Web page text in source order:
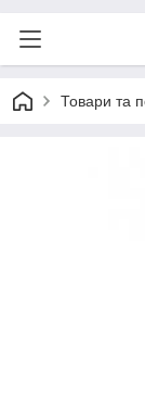
Товари та